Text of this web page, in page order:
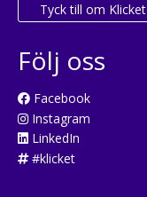
Tyck till om Klicket
Följ oss
Facebook
Instagram
LinkedIn
#klicket